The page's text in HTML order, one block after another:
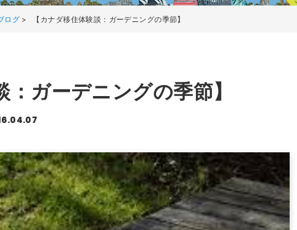
ログ > 【カナダ移住体験談：ガーデニングの季節】
：ガーデニングの季節】